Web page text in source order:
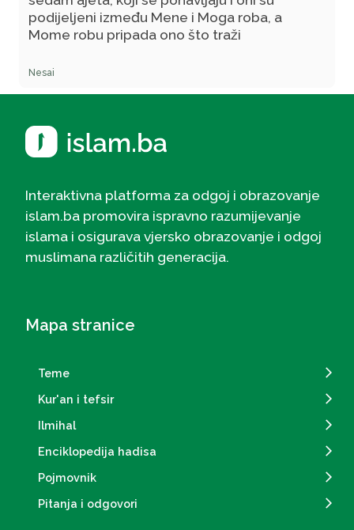
podijeljeni između Mene i Moga roba, a
Mome robu pripada ono što traži
Nesai
Interaktivna platforma za odgoj i obrazovanje
islam.ba promovira ispravno razumijevanje
islama i osigurava vjersko obrazovanje i odgoj
muslimana različitih generacija.
Mapa stranice
Teme
Kur'an i tefsir
Ilmihal
Enciklopedija hadisa
Pojmovnik
Pitanja i odgovori